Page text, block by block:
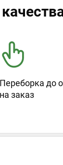
Переборка до
на заказ